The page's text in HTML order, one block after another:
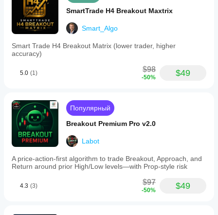
SmartTrade H4 Breakout Maxtrix
Smart_Algo
Smart Trade H4 Breakout Matrix (lower trader, higher
accuracy)
5.0 (1) $98
-50% $49
Популярный
Breakout Premium Pro v2.0
Labot
A price-action-first algorithm to trade Breakout, Approach, and
Return around prior High/Low levels—with Prop-style risk
4.3 (3) $97
-50% $49